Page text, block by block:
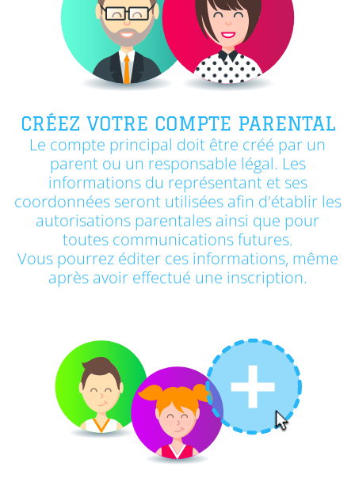
CRÉEZ VOTRE COMPTE PARENTAL
Le compte principal doit être créé par un
parent ou un responsable légal. Les
informations du représentant et ses
coordonnées seront utilisées afin d'établir les
autorisations parentales ainsi que pour
toutes communications futures.
Vous pourrez éditer ces informations, même
après avoir effectué une inscription.